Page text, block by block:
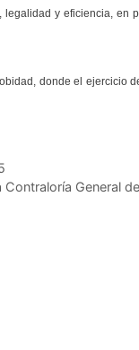
y eficiencia, en
donde el ejercicio
General